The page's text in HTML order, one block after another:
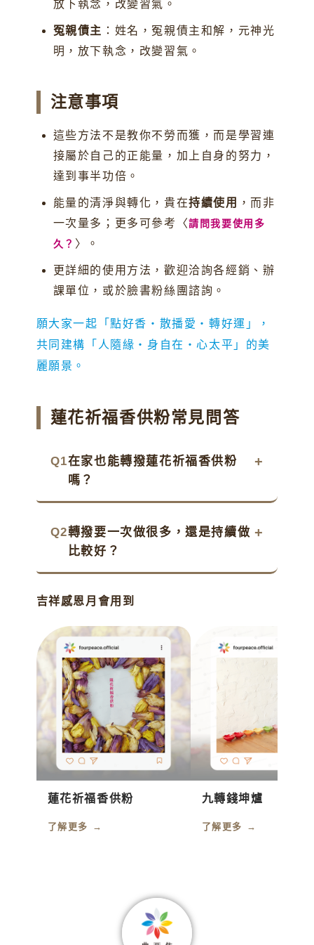
放下執念，改變習氣。
冤親債主 ：姓名，冤親債主和解，元神光
明，放下執念，改變習氣。
注意事項
這些方法不是教你不勞而獲，而是學習連
接屬於自己的正能量，加上自身的努力，
達到事半功倍。
能量的清淨與轉化，貴在持續使用
，而非
一次量多；更多可參考〈請問我要使用多
久？ 〉。
更詳細的使用方法，歡迎洽詢各經銷、辦
課單位，或於臉書粉絲團諮詢。
願大家一起「點好香・散播愛・轉好運」，
共同建構「人隨緣・身自在・心太平」的美
麗願景。
蓮花祈福香供粉常見問答
Q1在家也能轉撥蓮花祈福香供粉
嗎？
Q2轉撥要一次做很多，還是持續做
比較好？
吉祥感恩月會用到
蓮花祈福香供粉
了解更多 →
九轉錢坤爐
了解更多 →